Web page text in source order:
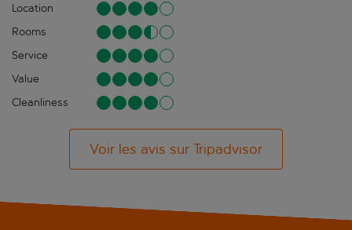
Location
Rooms
Service
Value
Cleanliness
Voir les avis sur Tripadvisor